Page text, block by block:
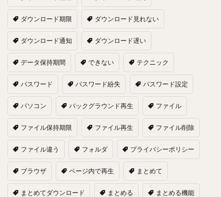
ダウンロード期限 ダウンロード見れない
ダウンロード通知 ダウンロード遅い
データ保持期間 できない テクニック
パスワード パスワード紛失 パスワード設定
パソコン バックグラウンド再生 ファイル
ファイル保持期限 ファイル再生 ファイル削除
ファイル違う フォルダ プライバシーポリシー
ブラウザ ページ内で再生 まとめて
まとめてダウンロード まとめる まとめる機能